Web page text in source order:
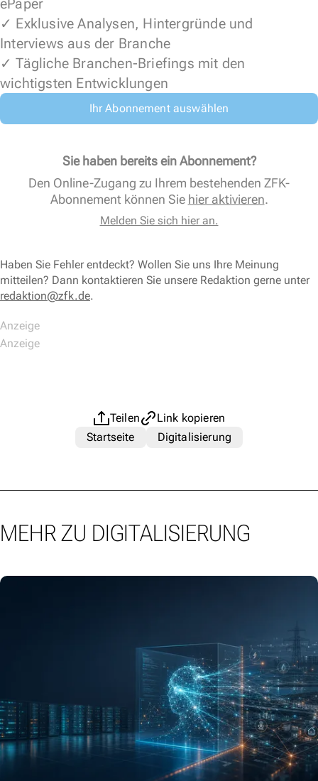
ePaper
✓ Exklusive Analysen, Hintergründe und
Interviews aus der Branche
✓ Tägliche Branchen-Briefings mit den
wichtigsten Entwicklungen
Ihr Abonnement auswählen
Sie haben bereits ein Abonnement?
Den Online-Zugang zu Ihrem bestehenden ZFK-
Abonnement können Sie hier aktivieren.
Melden Sie sich hier an.
Haben Sie Fehler entdeckt? Wollen Sie uns Ihre Meinung
mitteilen? Dann kontaktieren Sie unsere Redaktion gerne unter
redaktion@zfk.de.
Teilen
Link kopieren
Startseite
Digitalisierung
MEHR ZU DIGITALISIERUNG